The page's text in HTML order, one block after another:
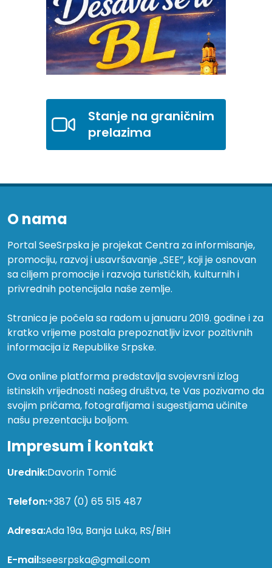
Stanje na graničnim
prelazima
O nama
Portal SeeSrpska je projekat Centra za informisanje,
promociju, razvoj i usavršavanje „SEE”, koji je osnovan
sa ciljem promocije i razvoja turističkih, kulturnih i
privrednih potencijala naše zemlje.
Stranica je počela sa radom u januaru 2019. godine i za
kratko vrijeme postala prepoznatljiv izvor pozitivnih
informacija iz Republike Srpske.
Ova online platforma predstavlja svojevrsni izlog
istinskih vrijednosti našeg društva, te Vas pozivamo da
svojim pričama, fotografijama i sugestijama učinite
našu prezentaciju boljom.
Impresum i kontakt
Urednik:Davorin Tomić
Telefon:+387 (0) 65 515 487
Adresa:Ada 19a, Banja Luka, RS/BiH
E-mail:seesrpska@gmail.com